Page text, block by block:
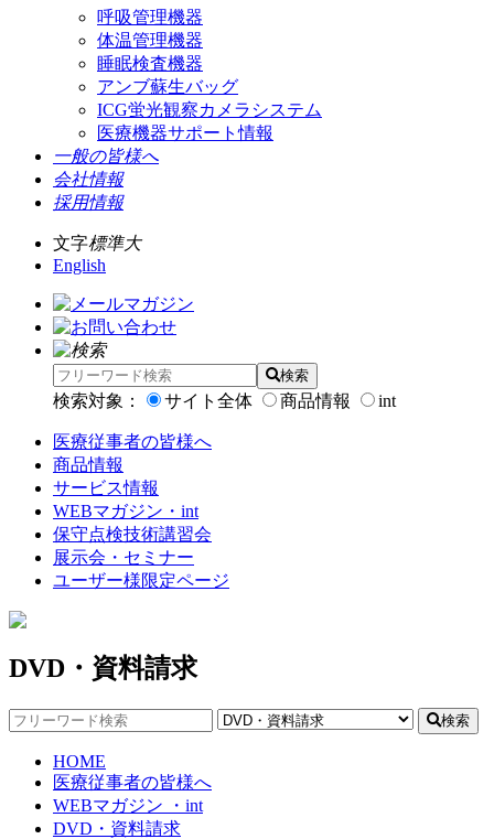
呼吸管理機器
体温管理機器
睡眠検査機器
アンブ蘇生バッグ
ICG蛍光観察カメラシステム
医療機器サポート情報
一般の皆様へ
会社情報
採用情報
文字標準大
English
検索
検索対象： サイト全体 商品情報 int
医療従事者の皆様へ
商品情報
サービス情報
WEBマガジン・int
保守点検技術講習会
展示会・セミナー
ユーザー様限定ページ
DVD・資料請求
検索
HOME
医療従事者の皆様へ
WEBマガジン ・int
DVD・資料請求